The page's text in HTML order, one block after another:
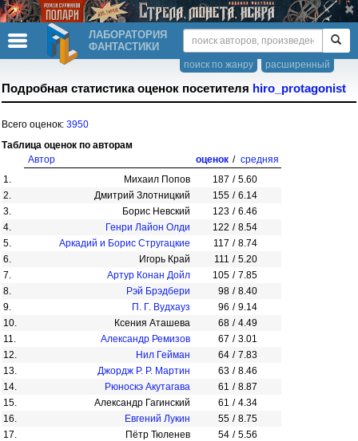
ЛАБОРАТОРИЯ
ФАНТАСТИКИ
расширенный
поиск по жанру
Подробная статистика оценок посетителя hiro_protagonist
Всего оценок: 3950
Таблица оценок по авторам
Автор
оценок / средняя
1.
Михаил Попов 187 / 5.60
2.
Дмитрий Злотницкий 155 / 6.14
3.
Борис Невский 123 / 6.46
4.
Генри Лайон Олди 122 / 8.54
5.
Аркадий и Борис Стругацкие 117 / 8.74
6.
Игорь Край 111 / 5.20
7.
Артур Конан Дойл 105 / 7.85
8.
Рэй Брэдбери 98 / 8.40
9.
П. Г. Вудхауз 96 / 9.14
10.
Ксения Аташева 68 / 4.49
11.
Александр Ремизов 67 / 3.01
12.
Нил Гейман 64 / 7.83
13.
Джордж Р. Р. Мартин 63 / 8.46
14.
Рюноскэ Акутагава 61 / 8.87
15.
Александр Гагинский 61 / 4.34
16.
Евгений Лукин 55 / 8.75
17.
Пётр Тюленев 54 / 5.56